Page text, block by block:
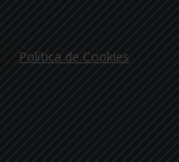
Política de Cookies